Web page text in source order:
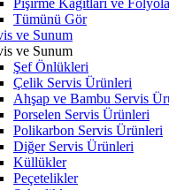
Pişirme Kağıtları ve
Tümünü Gör
ve Sunum
ve Sunum
Şef Önlükleri
Çelik Servis Ürünleri
Ahşap ve Bambu Servis
Porselen Servis Ürünleri
Polikarbon Servis Ürünleri
Diğer Servis Ürünleri
Küllükler
Peçetelikler